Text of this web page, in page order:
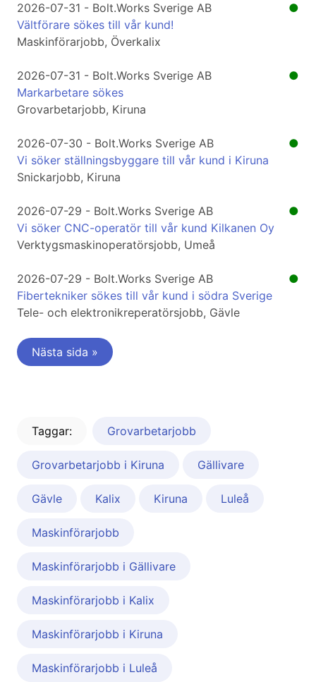
●
2026-07-31 - Bolt.Works Sverige AB
Vältförare sökes till vår kund!
Maskinförarjobb, Överkalix
●
2026-07-31 - Bolt.Works Sverige AB
Markarbetare sökes
Grovarbetarjobb, Kiruna
●
2026-07-30 - Bolt.Works Sverige AB
Vi söker ställningsbyggare till vår kund i Kiruna
Snickarjobb, Kiruna
●
2026-07-29 - Bolt.Works Sverige AB
Vi söker CNC-operatör till vår kund Kilkanen Oy
Verktygsmaskinoperatörsjobb, Umeå
●
2026-07-29 - Bolt.Works Sverige AB
Fibertekniker sökes till vår kund i södra Sverige
Tele- och elektronikreperatörsjobb, Gävle
Nästa sida »
Taggar: Grovarbetarjobb
Grovarbetarjobb i Kiruna Gällivare
Gävle Kalix Kiruna Luleå
Maskinförarjobb
Maskinförarjobb i Gällivare
Maskinförarjobb i Kalix
Maskinförarjobb i Kiruna
Maskinförarjobb i Luleå